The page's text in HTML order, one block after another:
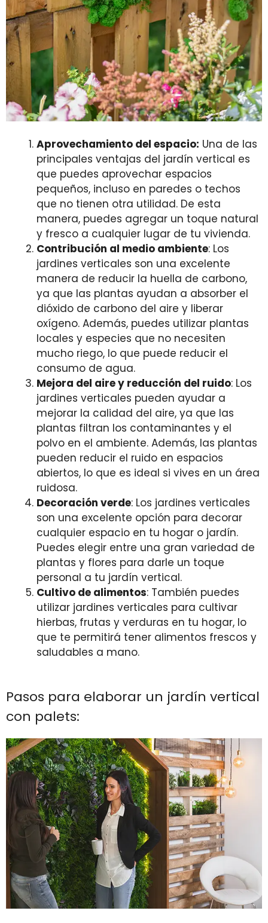
Aprovechamiento del espacio: Una de las
principales ventajas del jardín vertical es
que puedes aprovechar espacios
pequeños, incluso en paredes o techos
que no tienen otra utilidad. De esta
manera, puedes agregar un toque natural
y fresco a cualquier lugar de tu vivienda.
Contribución al medio ambiente: Los
jardines verticales son una excelente
manera de reducir la huella de carbono,
ya que las plantas ayudan a absorber el
dióxido de carbono del aire y liberar
oxígeno. Además, puedes utilizar plantas
locales y especies que no necesiten
mucho riego, lo que puede reducir el
consumo de agua.
Mejora del aire y reducción del ruido: Los
jardines verticales pueden ayudar a
mejorar la calidad del aire, ya que las
plantas filtran los contaminantes y el
polvo en el ambiente. Además, las plantas
pueden reducir el ruido en espacios
abiertos, lo que es ideal si vives en un área
ruidosa.
Decoración verde: Los jardines verticales
son una excelente opción para decorar
cualquier espacio en tu hogar o jardín.
Puedes elegir entre una gran variedad de
plantas y flores para darle un toque
personal a tu jardín vertical.
Cultivo de alimentos: También puedes
utilizar jardines verticales para cultivar
hierbas, frutas y verduras en tu hogar, lo
que te permitirá tener alimentos frescos y
saludables a mano.
Pasos para elaborar un jardín vertical
con palets: